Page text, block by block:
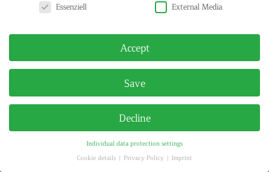
Essenziell
External Media
Accept
Save
Decline
Individual data protection settings
Cookie details
Privacy Policy Imprint